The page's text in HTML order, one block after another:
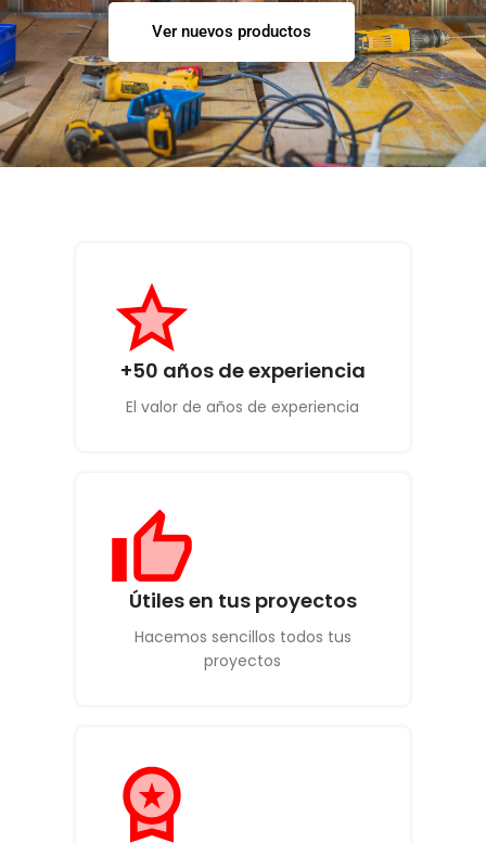
Ver nuevos productos
+50 años de experiencia
El valor de años de experiencia
Útiles en tus proyectos
Hacemos sencillos todos tus
proyectos